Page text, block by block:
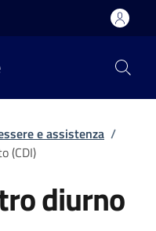
e assistenza /
(CDI)
diurno